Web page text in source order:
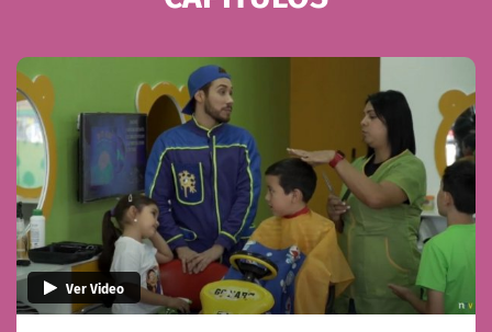
ACTUALIDAD Y TENDENCIAS
CORPORATIVO Y TRANSPARENCIA
CANAL DE DENUNCIAS
ÁREA DE PROYECTOS
Ver Video